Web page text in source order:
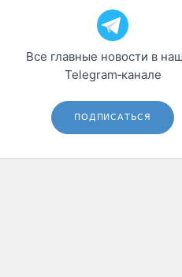
Все главные новости в
Telegram‑канале
ПОДПИСАТЬСЯ